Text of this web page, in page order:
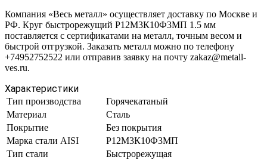
Компания «Весь металл» осуществляет доставку по Москве и
РФ. Круг быстрорежущий Р12М3К10Ф3МП 1.5 мм
поставляется с сертификатами на металл, точным весом и
быстрой отгрузкой. Заказать металл можно по телефону
+74952752522 или отправив заявку на почту zakaz@metall-
ves.ru.
Характеристики
Тип производства
Горячекатаный
Материал
Сталь
Покрытие
Без покрытия
Марка стали AISI
Р12М3К10Ф3МП
Тип стали
Быстрорежущая